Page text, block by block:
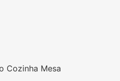
Cozinha Mesa